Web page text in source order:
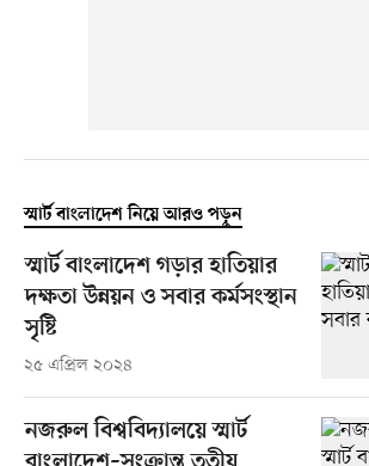
স্মার্ট বাংলাদেশ নিয়ে আরও পড়ুন
স্মার্ট বাংলাদেশ গড়ার হাতিয়ার
দক্ষতা উন্নয়ন ও সবার কর্মসংস্থান
সৃষ্টি
২৫ এপ্রিল ২০২৪
নজরুল বিশ্ববিদ্যালয়ে স্মার্ট